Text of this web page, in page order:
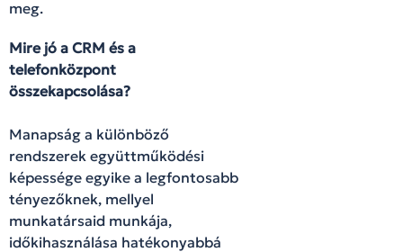
meg.
Mire jó a CRM és a
telefonközpont
összekapcsolása?
Manapság a különböző
rendszerek együttműködési
képessége egyike a legfontosabb
tényezőknek, mellyel
munkatársaid munkája,
időkihasználása hatékonyabbá